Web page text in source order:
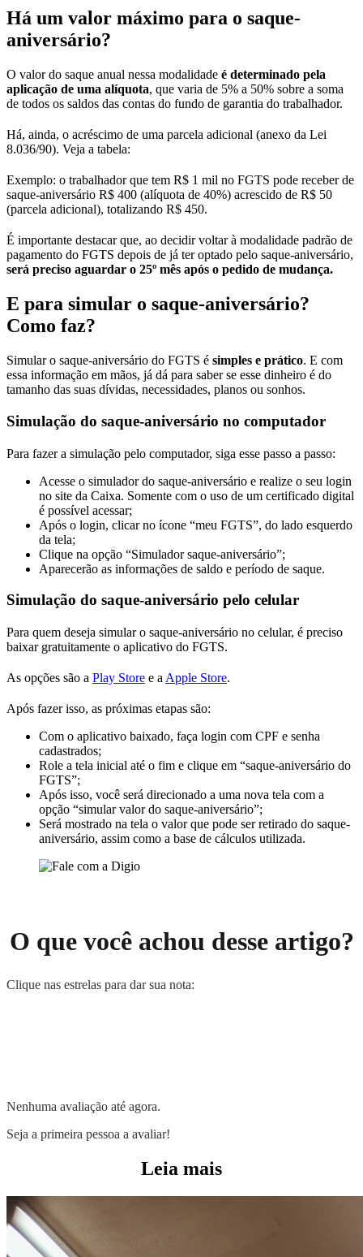
Há um valor máximo para o saque-
aniversário?
O valor do saque anual nessa modalidade é determinado pela
aplicação de uma alíquota, que varia de 5% a 50% sobre a soma
de todos os saldos das contas do fundo de garantia do trabalhador.
Há, ainda, o acréscimo de uma parcela adicional (anexo da Lei
8.036/90). Veja a tabela:
Exemplo: o trabalhador que tem R$ 1 mil no FGTS pode receber de
saque-aniversário R$ 400 (alíquota de 40%) acrescido de R$ 50
(parcela adicional), totalizando R$ 450.
É importante destacar que, ao decidir voltar à modalidade padrão de
pagamento do FGTS depois de já ter optado pelo saque-aniversário,
será preciso aguardar o 25º mês após o pedido de mudança.
E para simular o saque-aniversário?
Como faz?
Simular o saque-aniversário do FGTS é simples e prático. E com
essa informação em mãos, já dá para saber se esse dinheiro é do
tamanho das suas dívidas, necessidades, planos ou sonhos.
Simulação do saque-aniversário no computador
Para fazer a simulação pelo computador, siga esse passo a passo:
Acesse o simulador do saque-aniversário e realize o seu login
no site da Caixa. Somente com o uso de um certificado digital
é possível acessar;
Após o login, clicar no ícone “meu FGTS”, do lado esquerdo
da tela;
Clique na opção “Simulador saque-aniversário”;
Aparecerão as informações de saldo e período de saque.
Simulação do saque-aniversário pelo celular
Para quem deseja simular o saque-aniversário no celular, é preciso
baixar gratuitamente o aplicativo do FGTS.
As opções são a Play Store e a Apple Store.
Após fazer isso, as próximas etapas são:
Com o aplicativo baixado, faça login com CPF e senha
cadastrados;
Role a tela inicial até o fim e clique em “saque-aniversário do
FGTS”;
Após isso, você será direcionado a uma nova tela com a
opção “simular valor do saque-aniversário”;
Será mostrado na tela o valor que pode ser retirado do saque-
aniversário, assim como a base de cálculos utilizada.
O que você achou desse artigo?
Clique nas estrelas para dar sua nota:
Nenhuma avaliação até agora.
Seja a primeira pessoa a avaliar!
Leia mais